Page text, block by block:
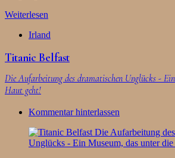
Weiterlesen
Irland
Titanic Belfast
Die Aufarbeitung des dramatischen Unglücks -
Haut geht!
Kommentar hinterlassen